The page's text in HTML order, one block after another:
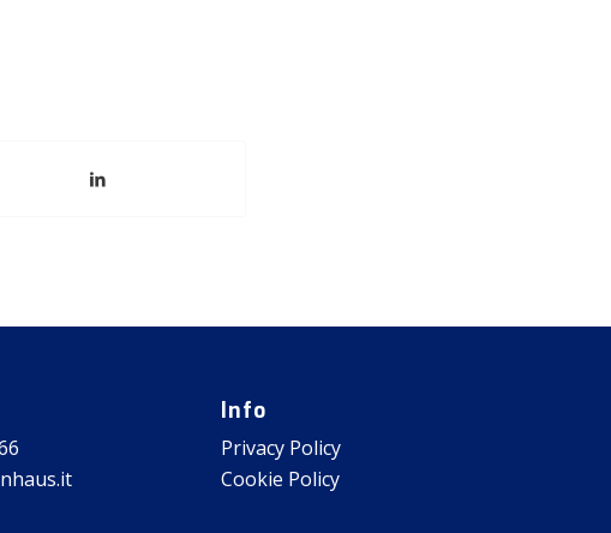
Info
Privacy Policy
Cookie Policy